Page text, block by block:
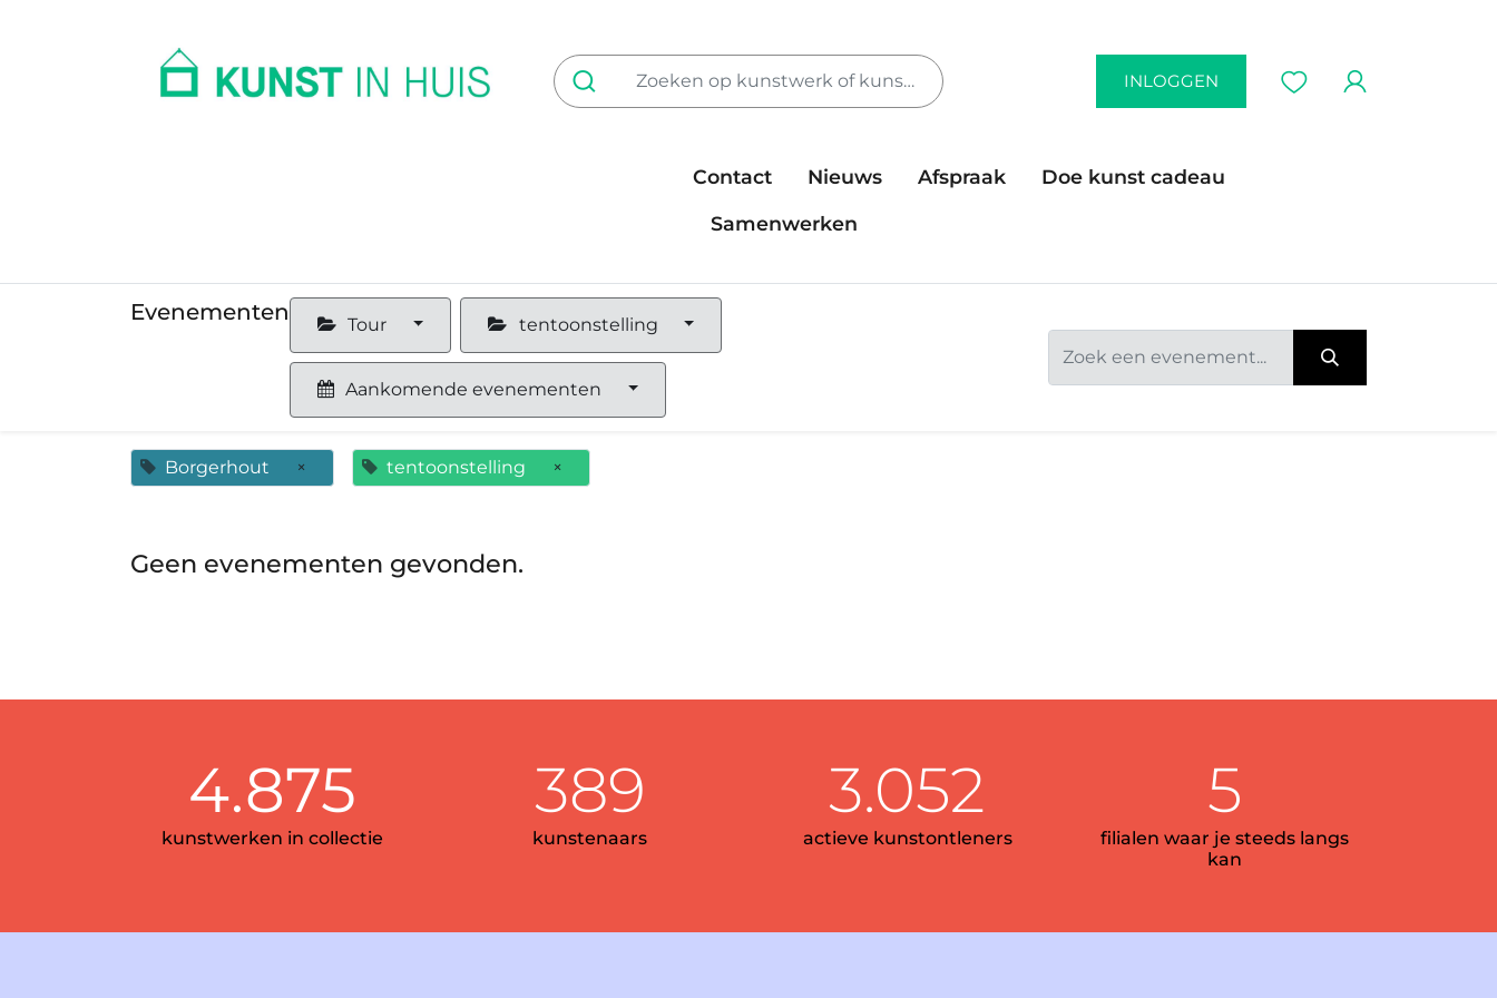
INLOGGEN
Contact Nieuws Afspraak
Doe kunst cadeau
Samenwerken
Evenementen Tour tentoonstelling
Aankomende evenementen
Borgerhout × tentoonstelling ×
Geen evenementen gevonden.
4.875
kunstwerken in collectie
389
kunstenaars
3.052
actieve kunstontleners
5
filialen waar je steeds langs
kan